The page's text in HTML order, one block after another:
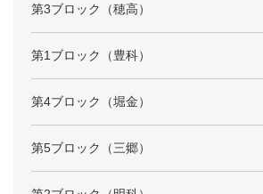
第3ブロック（穂高）
第1ブロック（豊科）
第4ブロック（堀金）
第5ブロック（三郷）